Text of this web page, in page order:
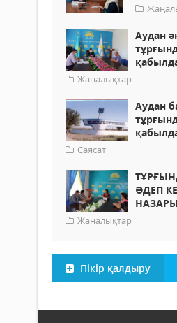
Аудан
Жаңалықтар
Аудан
Саясат
ӘДЕП
Жаңалықтар
Пікір қалдыру